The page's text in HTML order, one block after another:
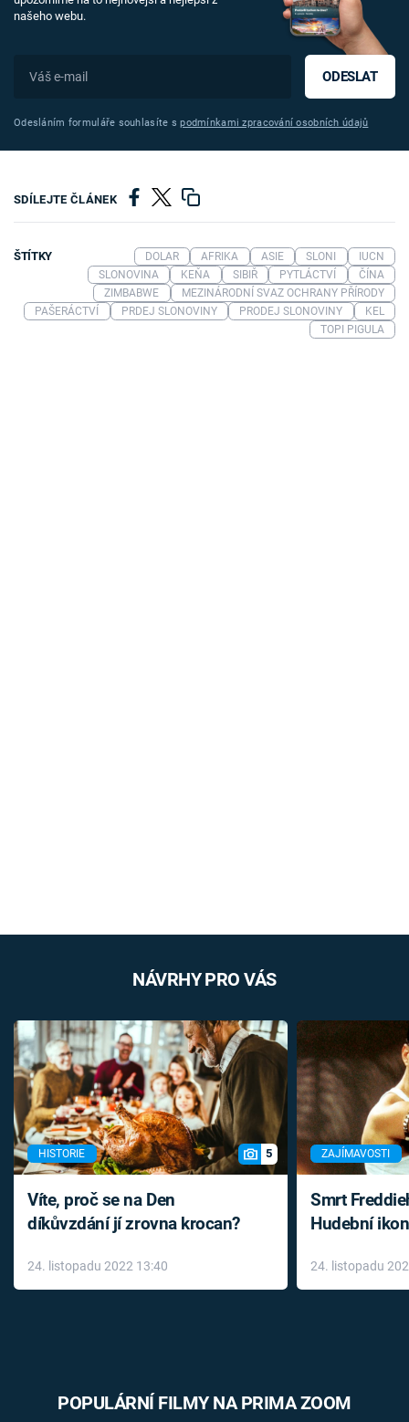
našeho webu.
ODESLAT
Odesláním formuláře souhlasíte spodmínkami zpracování osobních údajů
SDÍLEJTE ČLÁNEK
ŠTÍTKY DOLAR AFRIKA ASIE SLONI
IUCN
SLONOVINA
KEŇA SIBIŘ PYTLÁCTVÍ
ČÍNA
ZIMBABWE
MEZINÁRODNÍ SVAZ OCHRANY PŘÍRODY
PAŠERÁCTVÍ
PRDEJ SLONOVINY PRODEJ SLONOVINY
KEL
TOPI PIGULA
NÁVRHY PRO VÁS
HISTORIE 5
Víte, proč se na Den
díkůvzdání jí zrovna krocan?
24. listopadu 2022 13:40
ZAJÍMAVOSTI
Smrt
Hudební
léky
24. listopadu
POPULÁRNÍ FILMY NA PRIMA ZOOM